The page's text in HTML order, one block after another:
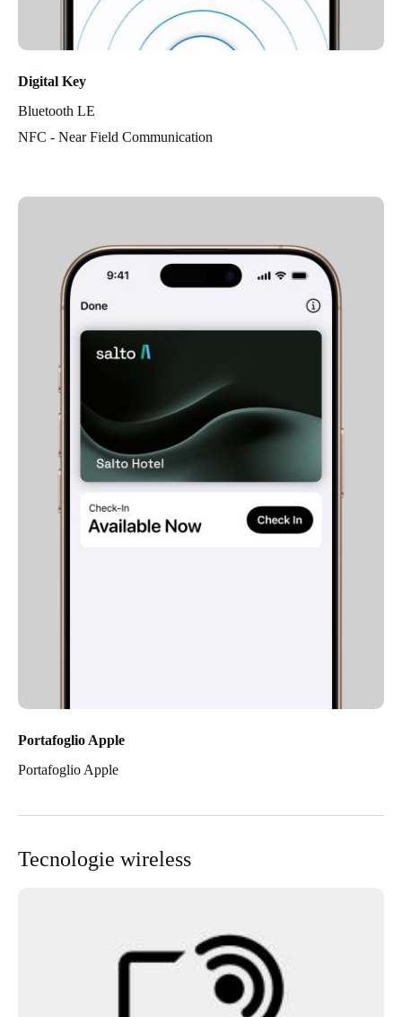
Digital Key
Bluetooth LE
NFC - Near Field Communication
Portafoglio Apple
Portafoglio Apple
Tecnologie wireless